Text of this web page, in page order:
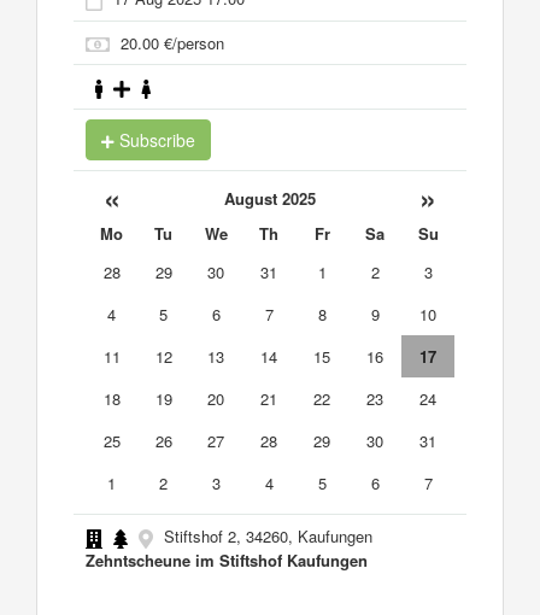
20.00 €/person
Subscribe
« August 2025 »
Mo Tu We Th Fr Sa
Su
28
29 30 31 1 2
3
4
5 6 7 8 9
10
11
12 13 14 15 16
17
18
19 20 21 22 23
24
25
26 27 28 29 30
31
1
2 3 4 5 6 7
Stiftshof 2, 34260, Kaufungen
Zehntscheune im Stiftshof Kaufungen